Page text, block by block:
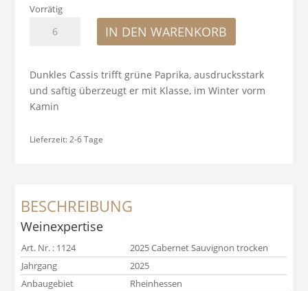
Vorrätig
trocken
Menge
IN DEN WARENKORB
Dunkles Cassis trifft grüne Paprika, ausdrucksstark
und saftig überzeugt er mit Klasse, im Winter vorm
Kamin
Lieferzeit:2-6 Tage
BESCHREIBUNG
Weinexpertise
Art. Nr. : 1124
2025 Cabernet Sauvignon trocken
Jahrgang
2025
Anbaugebiet
Rheinhessen